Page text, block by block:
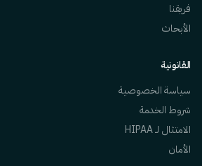
فريقنا
الأبحاث
القانونية
سياسة الخصوصية
شروط الخدمة
الامتثال لـ HIPAA
الأمان